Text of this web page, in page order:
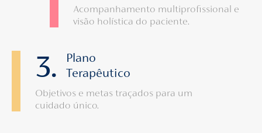
Acompanhamento multiprofissional e
visão holística do paciente.
3.
Plano
Terapêutico
Objetivos e metas traçados para um
cuidado único.